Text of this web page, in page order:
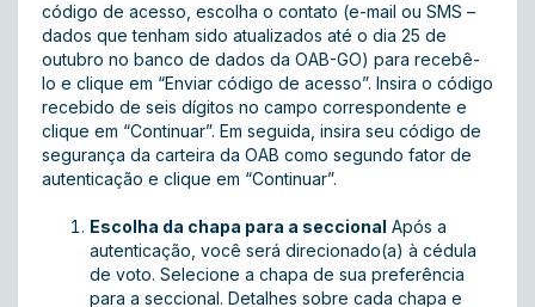
código de acesso, escolha o contato (e-mail ou SMS –
dados que tenham sido atualizados até o dia 25 de
outubro no banco de dados da OAB-GO) para recebê-
lo e clique em “Enviar código de acesso”. Insira o código
recebido de seis dígitos no campo correspondente e
clique em “Continuar”. Em seguida, insira seu código de
segurança da carteira da OAB como segundo fator de
autenticação e clique em “Continuar”.
Escolha da chapa para a seccional Após a
autenticação, você será direcionado(a) à cédula
de voto. Selecione a chapa de sua preferência
para a seccional. Detalhes sobre cada chapa e